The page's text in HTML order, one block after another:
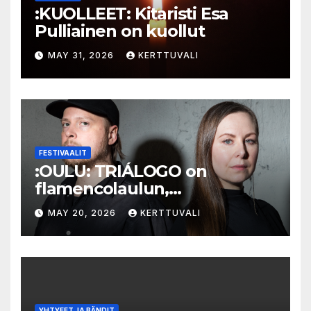
:KUOLLEET: Kitaristi Esa
Pulliainen on kuollut
MAY 31, 2026 KERTTUVALI
FESTIVAALIT
:OULU: TRIÁLOGO on
flamencolaulun,
elektronisen musiikin ja
hylätyn tilan välinen trialogi
MAY 20, 2026 KERTTUVALI